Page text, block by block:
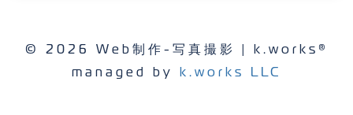
© 2026 Web制作-写真撮影 | k.works®
managed by
k.works LLC